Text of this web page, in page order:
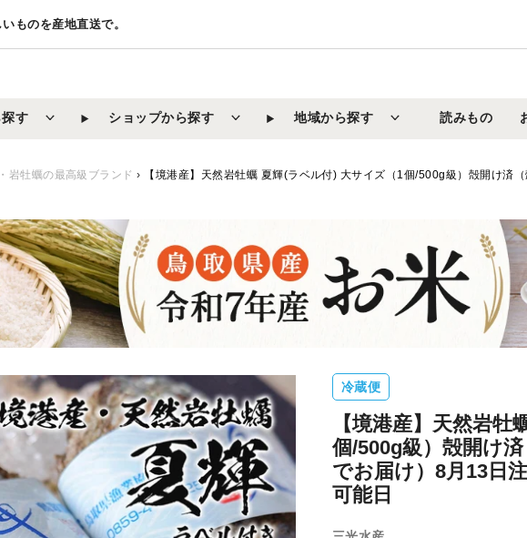
ものを産地直送で。
す ショップから探す 地域から探す 読みもの
岩牡蠣の最高級ブランド ›
【境港産】天然岩牡蠣 夏輝(ラベル付) 大サイズ（1個/500g級）殻開け済
冷蔵便
【境港産】天然岩
個/500g級）殻開け
でお届け）8月13日
可能日